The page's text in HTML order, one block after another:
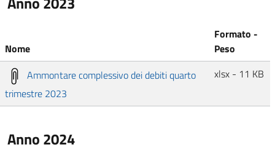
Nome
Formato -
Peso
Ammontare complessivo dei debiti quarto
trimestre 2023
xlsx - 11 KB
Anno 2024